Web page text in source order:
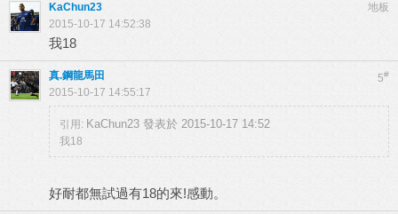
地板
KaChun23
2015-10-17 14:52:38
我18
5#
真.鋼龍馬田
2015-10-17 14:55:17
引用: KaChun23 發表於 2015-10-17 14:52
我18
好耐都無試過有18的來!感動。